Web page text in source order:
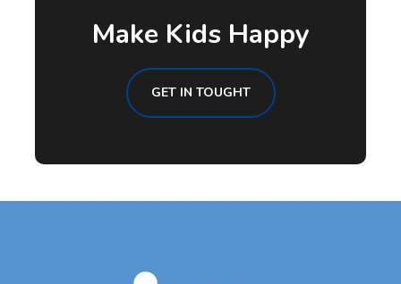
Make Kids Happy
GET IN TOUGHT